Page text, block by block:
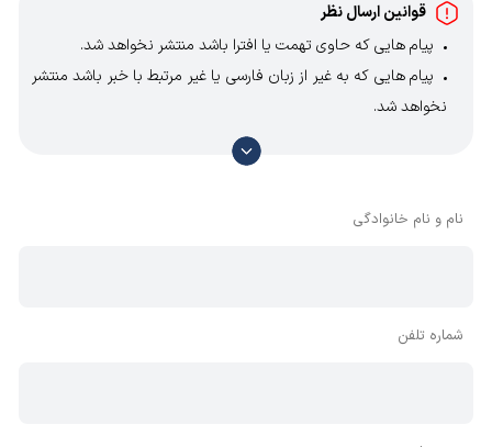
قوانین ارسال نظر
پیام هایی که حاوی تهمت یا افترا باشد منتشر نخواهد شد.
پیام هایی که به غیر از زبان فارسی یا غیر مرتبط با خبر باشد منتشر
نخواهد شد.
با توجه به آن که امکان موافقت یا مخالفت با محتوای نظرات
وجود دارد، معمولا نظراتی که محتوای مشابه دارند، انتشار نمی‌یابند
نام و نام خانوادگی
شماره تلفن